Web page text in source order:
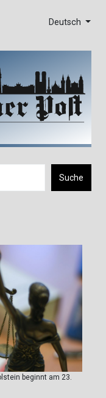
Deutsch
Suche
beginnt am 23.